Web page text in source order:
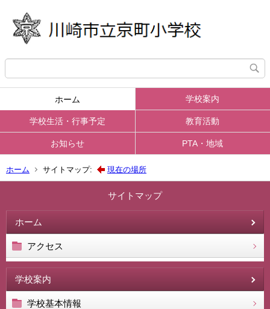
ホーム 学校案内
学校生活・行事予定 教育活動
お知らせ PTA・地域
ホーム サイトマップ: 現在の場所
サイトマップ
ホーム
アクセス
学校案内
学校基本情報